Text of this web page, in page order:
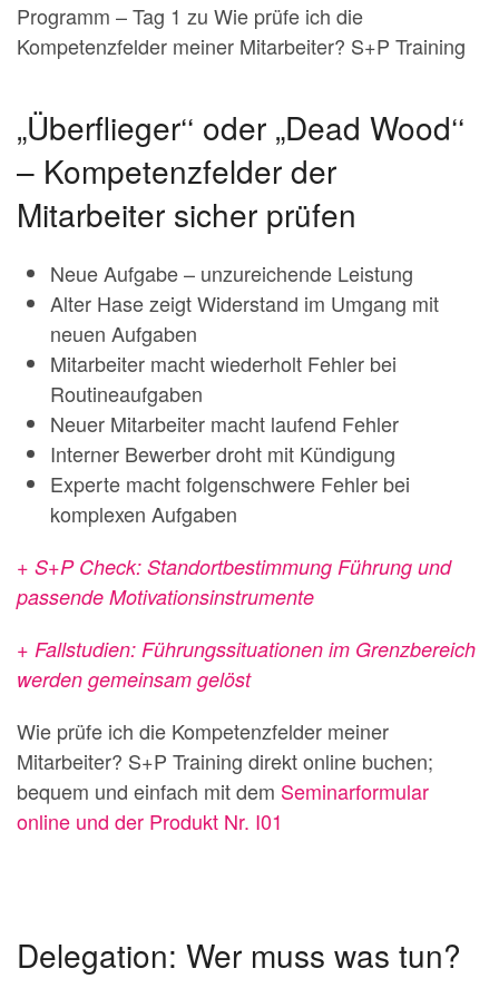
Programm – Tag 1 zu Wie prüfe ich die
Kompetenzfelder meiner Mitarbeiter? S+P Training
„Überflieger‘‘ oder „Dead Wood‘‘
– Kompetenzfelder der
Mitarbeiter sicher prüfen
Neue Aufgabe – unzureichende Leistung
Alter Hase zeigt Widerstand im Umgang mit
neuen Aufgaben
Mitarbeiter macht wiederholt Fehler bei
Routineaufgaben
Neuer Mitarbeiter macht laufend Fehler
Interner Bewerber droht mit Kündigung
Experte macht folgenschwere Fehler bei
komplexen Aufgaben
+ S+P Check: Standortbestimmung Führung und
passende Motivationsinstrumente
+ Fallstudien: Führungssituationen im Grenzbereich
werden gemeinsam gelöst
Wie prüfe ich die Kompetenzfelder meiner
Mitarbeiter? S+P Training direkt online buchen;
bequem und einfach mit dem Seminarformular
online und der Produkt Nr. I01
Delegation: Wer muss was tun?